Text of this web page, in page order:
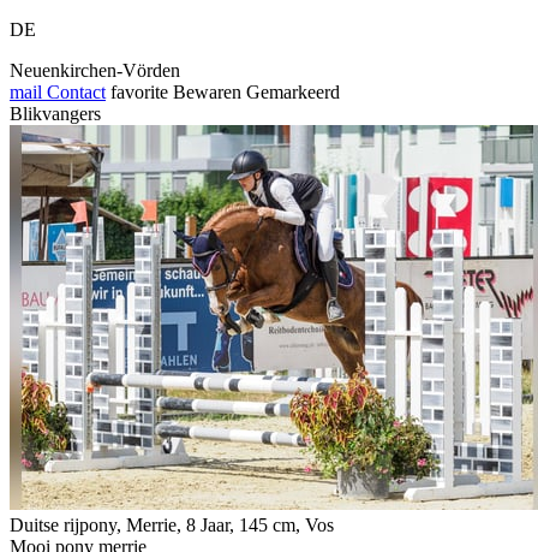
DE
Neuenkirchen-Vörden
mail Contact favorite Bewaren Gemarkeerd
Blikvangers
Duitse rijpony, Merrie, 8 Jaar, 145 cm, Vos
Mooi pony merrie